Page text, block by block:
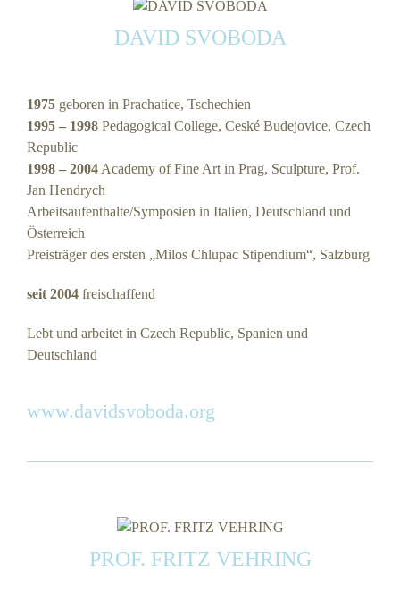
DAVID SVOBODA
1975 geboren in Prachatice, Tschechien
1995 – 1998 Pedagogical College, Ceské Budejovice, Czech
Republic
1998 – 2004 Academy of Fine Art in Prag, Sculpture, Prof.
Jan Hendrych
Arbeitsaufenthalte/Symposien in Italien, Deutschland und
Österreich
Preisträger des ersten „Milos Chlupac Stipendium“, Salzburg
seit 2004 freischaffend
Lebt und arbeitet in Czech Republic, Spanien und
Deutschland
www.davidsvoboda.org
PROF. FRITZ VEHRING